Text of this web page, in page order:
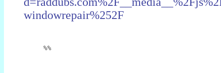
windowrepair%252F
%%